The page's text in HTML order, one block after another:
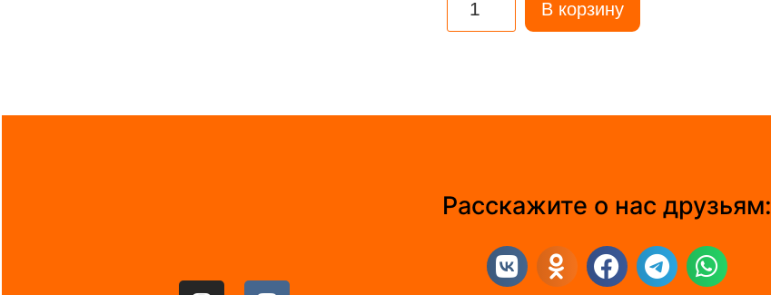
В корзину
Расскажите о нас друзьям: